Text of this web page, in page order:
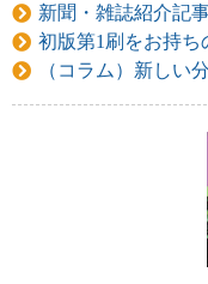
新聞・雑誌紹介記
初版第1刷をお持ち
（コラム）新しい